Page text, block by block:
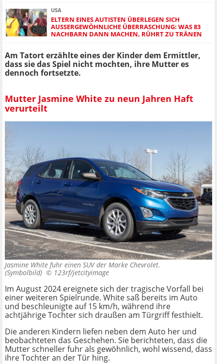
USA
ELTERN EINES AUTISTEN ÜBERLEGEN SICH
AUSSERGEWÖHNLICHE ÜBERRASCHUNG: WAS 83 N
ACHBARN DANN MACHEN, RÜHRT ZU TRÄNEN
Am Tatort erzählte eines der Kinder dem Ermittler,
dass sie das Spiel nicht mochten, ihre Mutter es
dennoch fortsetzte.
Mutter Jasmine White zu neun Jahren Haft
verurteilt
Jasmine White fuhr einen SUV der Marke Chevrolet.
(Symbolbild) © 123rf/jetcityimage
Im August 2024 ereignete sich der tragische Vorfall bei
einer weiteren Spielrunde. White saß bereits im Auto
und beschleunigte auf 15 km/h, während ihre
achtjährige Tochter sich draußen am Türgriff festhielt.
Die anderen Kindern liefen neben dem Auto her und
beobachteten das Geschehen. Sie berichteten, dass die
Mutter schneller fuhr als gewöhnlich, wohl wissend, dass
ihre Tochter an der Tür hing.